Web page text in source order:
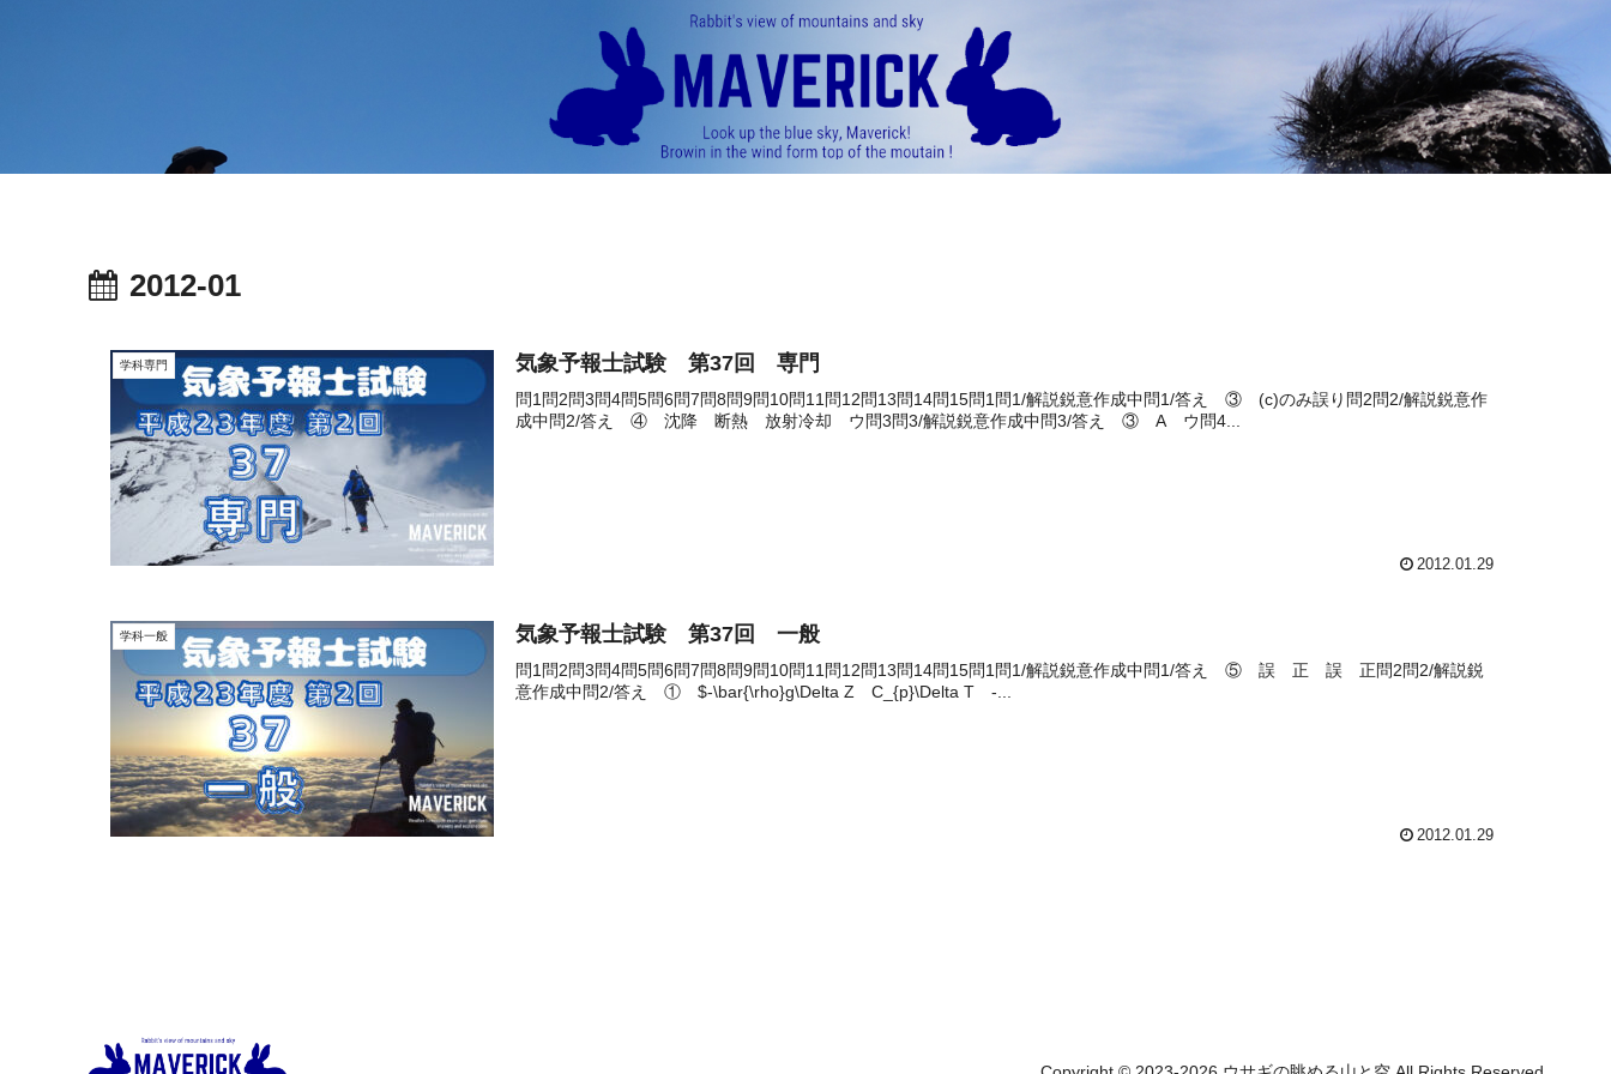
2012-01
学科専門 気象予報士試験 第37回 専門
問1問2問3問4問5問6問7問8問9問10問11問12問13問14問15問1問1/解説鋭意作成中問1/答え ③ (c)のみ誤り問2問2/解説鋭意作
成中問2/答え ④ 沈降 断熱 放射冷却 ウ問3問3/解説鋭意作成中問3/答え ③ A ウ問4...
2012.01.29
学科一般 気象予報士試験 第37回 一般
問1問2問3問4問5問6問7問8問9問10問11問12問13問14問15問1問1/解説鋭意作成中問1/答え ⑤ 誤 正 誤 正問2問2/解説鋭
意作成中問2/答え ① $-\bar{\rho}g\Delta Z C_{p}\Delta T -...
2012.01.29